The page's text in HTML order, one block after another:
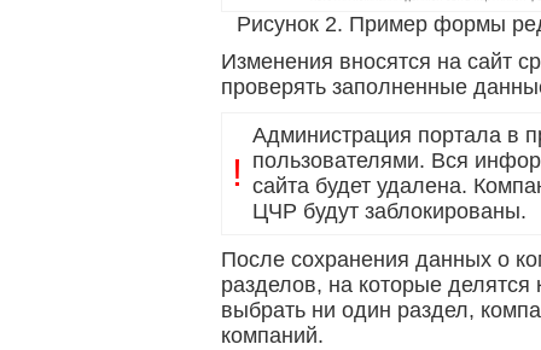
Рисунок 2. Пример формы
Изменения вносятся на сайт
проверять заполненные
!
Администрация портала в
пользователями. Вся
сайта будет удалена.
ЦЧР будут заблокированы.
После сохранения данных о
разделов, на которые
выбрать ни один раздел,
компаний.